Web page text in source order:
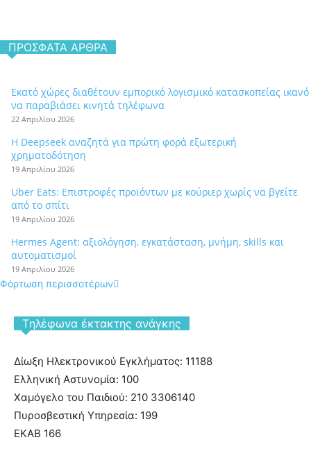
ΠΡΌΣΦΑΤΑ ΆΡΘΡΑ
Εκατό χώρες διαθέτουν εμπορικό λογισμικό κατασκοπείας ικανό
να παραβιάσει κινητά τηλέφωνα
22 Απριλίου 2026
Η Deepseek αναζητά για πρώτη φορά εξωτερική
χρηματοδότηση
19 Απριλίου 2026
Uber Eats: Επιστροφές προϊόντων με κούριερ χωρίς να βγείτε
από το σπίτι
19 Απριλίου 2026
Hermes Agent: αξιολόγηση, εγκατάσταση, μνήμη, skills και
αυτοματισμοί
19 Απριλίου 2026
Φόρτωση περισσοτέρων
Tηλέφωνα έκτακτης ανάγκης
Δίωξη Ηλεκτρονικού Εγκλήματος: 11188
Ελληνική Αστυνομία: 100
Χαμόγελο του Παιδιού: 210 3306140
Πυροσβεστική Υπηρεσία: 199
ΕΚΑΒ 166